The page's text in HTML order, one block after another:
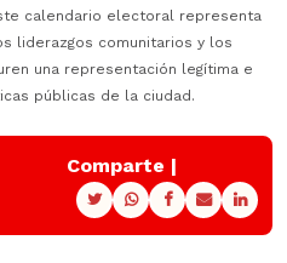
calendario electoral representa
liderazgos comunitarios y los
una representación legítima e
públicas de la ciudad.
Comparte |